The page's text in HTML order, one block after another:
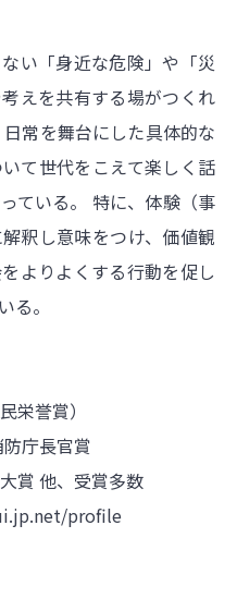
い「身近な危険」や「災
えを共有する場がつくれ
常を舞台にした具体的な
て世代をこえて楽しく話
ている。 特に、体験（事
釈し意味をつけ、価値観
よりよくする行動を促し
る。
栄誉賞）
庁長官賞
賞 他、受賞多数
profile